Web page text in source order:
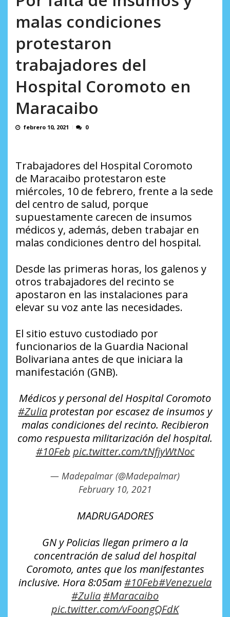
malas condiciones
protestaron
trabajadores del
Hospital Coromoto en
Maracaibo
febrero 10, 2021 0
Trabajadores del Hospital Coromoto
de Maracaibo protestaron este
miércoles, 10 de febrero, frente a la sede
del centro de salud, porque
supuestamente carecen de insumos
médicos y, además, deben trabajar en
malas condiciones dentro del hospital.
Desde las primeras horas, los galenos y
otros trabajadores del recinto se
apostaron en las instalaciones para
elevar su voz ante las necesidades.
El sitio estuvo custodiado por
funcionarios de la Guardia Nacional
Bolivariana antes de que iniciara la
manifestación (GNB).
Médicos y personal del Hospital Coromoto
#Zuliaprotestan por escasez de insumos y
malas condiciones del recinto. Recibieron
como respuesta militarización del hospital.
#10Feb pic.twitter.com/tNfjyWtNoc
— Madepalmar (@Madepalmar)
February 10, 2021
MADRUGADORES
GN y Policias llegan primero a la
concentración de salud del hospital
Coromoto, antes que los manifestantes
inclusive. Hora 8:05am#10Feb#Venezuela
#Zulia#Maracaibo
pic.twitter.com/vFoongQFdK